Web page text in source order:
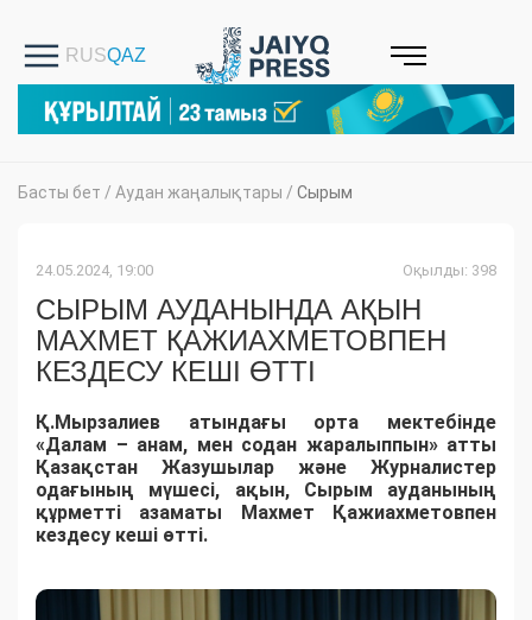
Басты бет / Аудан жаңалықтары / Сырым
24.05.2024, 19:00 Оқылды: 398
СЫРЫМ АУДАНЫНДА АҚЫН
МАХМЕТ ҚАЖИАХМЕТОВПЕН
КЕЗДЕСУ КЕШІ ӨТТІ
Қ.Мырзалиев атындағы орта мектебінде
«Далам – анам, мен содан жаралыппын» атты
Қазақстан Жазушылар және Журналистер
одағының мүшесі, ақын, Сырым ауданының
құрметті азаматы Махмет Қажиахметовпен
кездесу кеші өтті.